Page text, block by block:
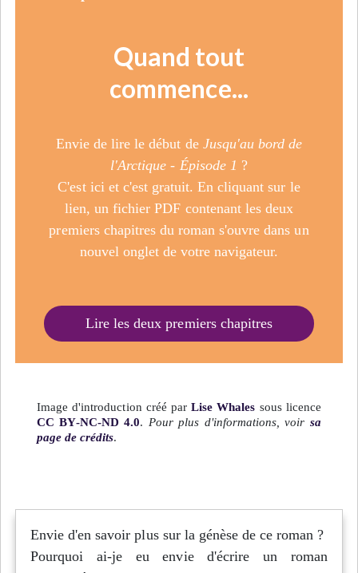
Quand tout
commence...
Envie de lire le début de Jusqu'au bord de
l'Arctique - Épisode 1 ?
C'est ici et c'est gratuit. En cliquant sur le
lien, un fichier PDF contenant les deux
premiers chapitres du roman s'ouvre dans un
nouvel onglet de votre navigateur.
Lire les deux premiers chapitres
Image d'introduction créé parLise Whales sous licence
CC BY-NC-ND 4.0. Pour plus d'informations, voir sa
page de crédits.
Envie d'en savoir plus sur la génèse de ce roman ?
Pourquoi ai-je eu envie d'écrire un roman